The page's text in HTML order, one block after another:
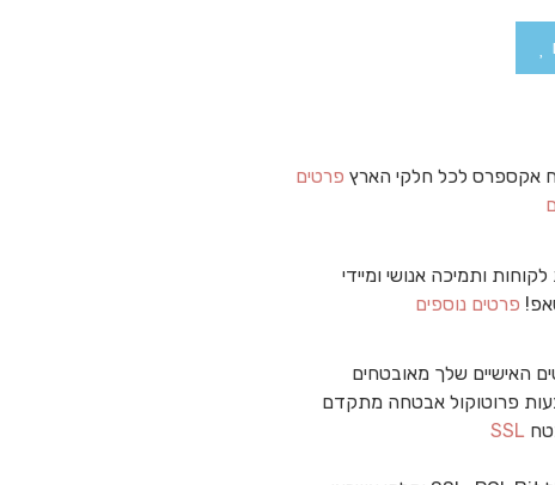
אקספרס לכל חלקי הארץ פרטים
לקוחות ותמיכה אנושי ומיידי
פרטים נוספים
האישיים שלך מאובטחים
פרוטוקול אבטחה מתקדם
SSL